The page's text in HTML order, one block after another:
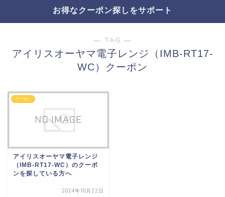
お得なクーポン探しをサポート
― TAG ―
アイリスオーヤマ電子レンジ（IMB-RT17-
WC）クーポン
クーポン
アイリスオーヤマ電子レンジ
（IMB-RT17-WC）のクーポ
ンを探している方へ
2024年10月22日